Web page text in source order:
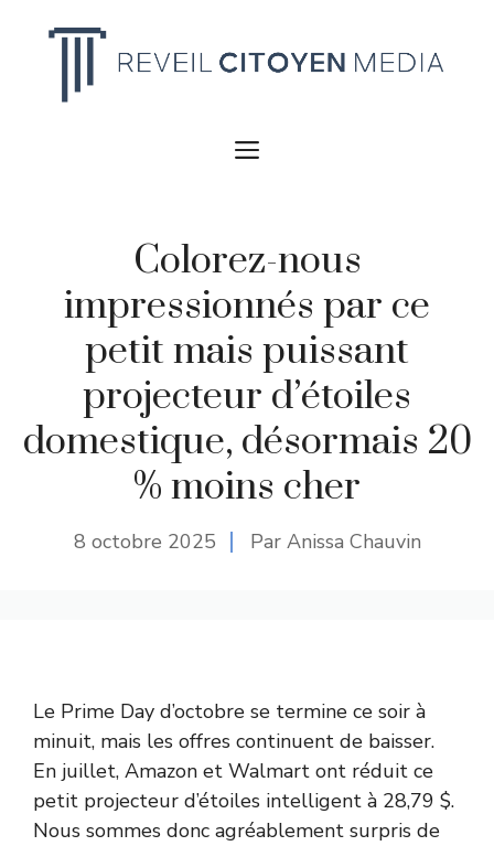
MENU
Colorez-nous
impressionnés par ce
petit mais puissant
projecteur d’étoiles
domestique, désormais 20
% moins cher
8 octobre 2025 Par Anissa Chauvin
Le Prime Day d’octobre se termine ce soir à
minuit, mais les offres continuent de baisser.
En juillet, Amazon et Walmart ont réduit ce
petit projecteur d’étoiles intelligent à 28,79 $.
Nous sommes donc agréablement surpris de